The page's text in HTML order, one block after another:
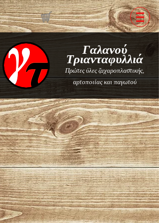
Γαλανού
Τριανταφυλλιά
Πρώτες ύλες ζαχαροπλαστικής,
αρτοποιίας και παγωτού